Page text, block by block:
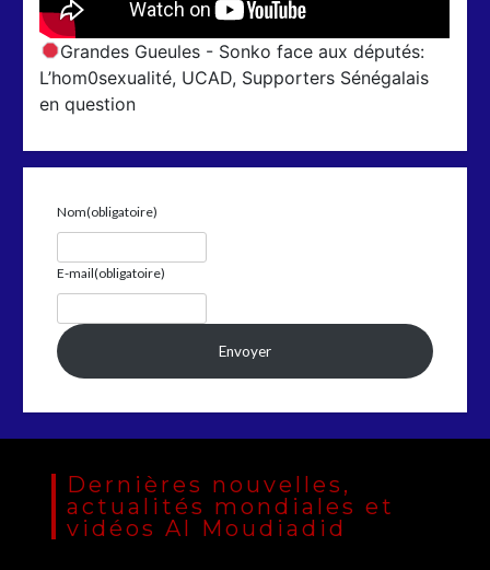
Grandes Gueules - Sonko face aux députés:
L’hom0sexualité, UCAD, Supporters Sénégalais
en question
Nom(obligatoire)
E-mail(obligatoire)
Envoyer
Dernières nouvelles,
actualités mondiales et
vidéos Al Moudiadid